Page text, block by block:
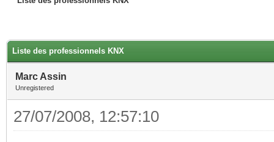
Liste des professionnels KNX
Marc Assin
Unregistered
27/07/2008, 12:57:10